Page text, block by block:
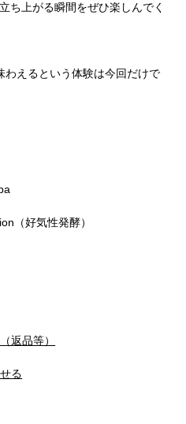
ち上がる瞬間をぜひ楽しんでく
わえるという体験は今回だけで
（好気性発酵）
返品等）
る